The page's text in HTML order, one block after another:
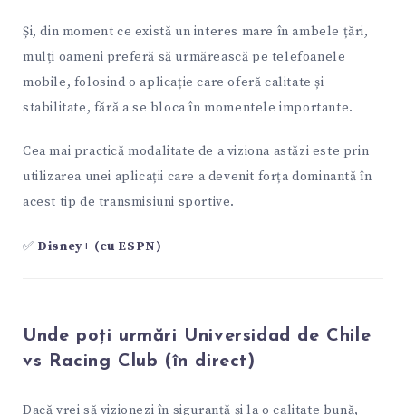
Și, din moment ce există un interes mare în ambele țări,
mulți oameni preferă să urmărească pe telefoanele
mobile, folosind o aplicație care oferă calitate și
stabilitate, fără a se bloca în momentele importante.
Cea mai practică modalitate de a viziona astăzi este prin
utilizarea unei aplicații care a devenit forța dominantă în
acest tip de transmisiuni sportive.
✅ Disney+ (cu ESPN)
Unde poți urmări Universidad de Chile
vs Racing Club (în direct)
Dacă vrei să vizionezi în siguranță și la o calitate bună,